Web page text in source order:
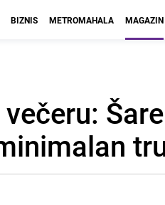
BIZNIS METROMAHALA MAGAZIN